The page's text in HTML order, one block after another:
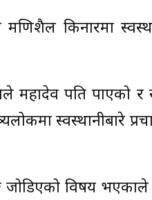
मणिशैल किनारमा
महादेव पति पाएको
स्वस्थानीबारे
विषय